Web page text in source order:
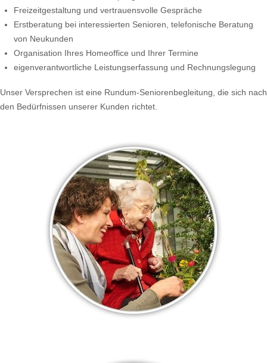
Freizeitgestaltung und vertrauensvolle Gespräche
Erstberatung bei interessierten Senioren, telefonische Beratung
von Neukunden
Organisation Ihres Homeoffice und Ihrer Termine
eigenverantwortliche Leistungserfassung und Rechnungslegung
Unser Versprechen ist eine Rundum-Seniorenbegleitung, die sich nach
den Bedürfnissen unserer Kunden richtet.